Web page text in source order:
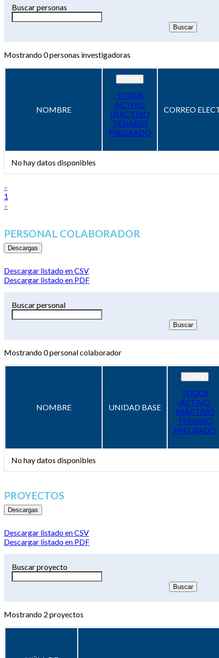
Buscar personas
Mostrando0personas investigadoras
NOMBRE
TODOS
ACTIVO
INACTIVO
TESIARIO
PREGRADO
CORREO
No hay datos disponibles
«
1
»
PERSONAL COLABORADOR
Descargas
Descargar listado en CSV
Descargar listado en PDF
Buscar personal
Mostrando0personal colaborador
NOMBRE UNIDAD BASE
TODOS
ACTIVO
INACTIVO
TESIARIO
PREGRADO
No hay datos disponibles
PROYECTOS
Descargas
Descargar listado en CSV
Descargar listado en PDF
Buscar proyecto
Mostrando 2 proyectos